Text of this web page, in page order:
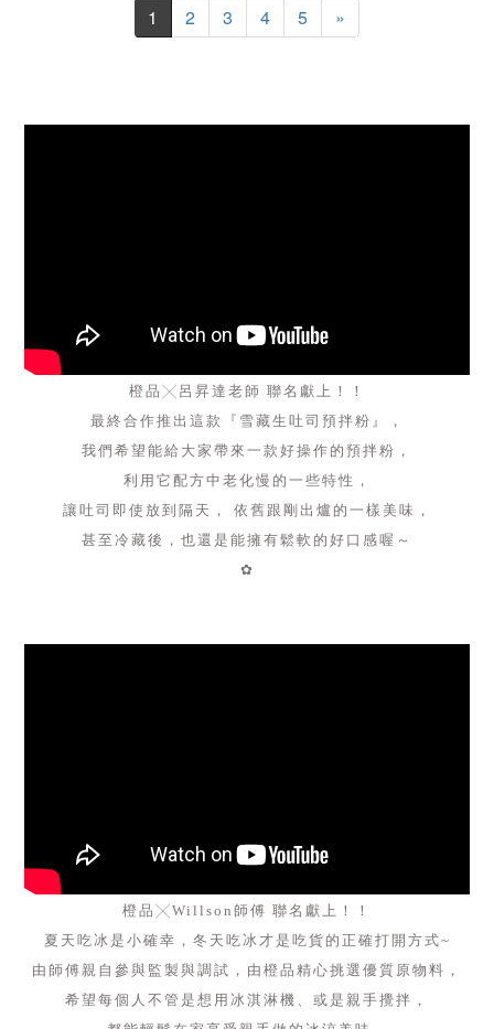
1 2 3 4 5 »
橙品╳呂昇達老師 聯名獻上！！
最終合作推出這款『雪藏生吐司預拌粉』，
我們希望能給大家帶來一款好操作的預拌粉，
利用它配方中老化慢的一些特性，
讓吐司即使放到隔天， 依舊跟剛出爐的一樣美味，
甚至冷藏後， 也還是能擁有鬆軟的好口感喔～
✿
橙品╳Willson師傅 聯名獻上！！
夏天吃冰是小確幸，冬天吃冰才是吃貨的正確打開方式~
由師傅親自參與監製與調試，由橙品精心挑選優質原物料，
希望每個人不管是想用冰淇淋機、或是親手攪拌，